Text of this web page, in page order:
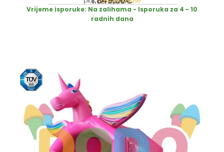
Vrijeme isporuke: Na zalihama - Isporuka za 4 - 10
radnih dana